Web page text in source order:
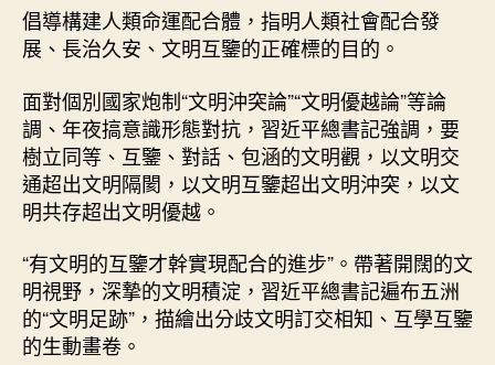
倡導構建人類命運配合體，指明人類社會配合發
展、長治久安、文明互鑒的正確標的目的。
面對個別國家炮制“文明沖突論”“文明優越論”等論
調、年夜搞意識形態對抗，習近平總書記強調，要
樹立同等、互鑒、對話、包涵的文明觀，以文明交
通超出文明隔閡，以文明互鑒超出文明沖突，以文
明共存超出文明優越。
“有文明的互鑒才幹實現配合的進步”。帶著開闊的文
明視野，深摯的文明積淀，習近平總書記遍布五洲
的“文明足跡”，描繪出分歧文明訂交相知、互學互鑒
的生動畫卷。